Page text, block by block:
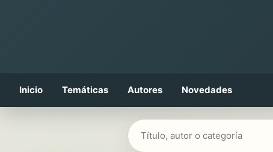
Inicio Temáticas Autores Novedades
Buscar libros